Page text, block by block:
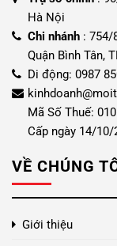
Hà Nội
Chi nhánh : 754/
Quận Bình Tân,
Di động: 0987
Mã Số Thuế:
Cấp ngày 14/
VỀ CHÚNG
Giới thiệu